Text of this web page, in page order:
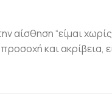
αίσθηση “είμαι
και ακρίβεια,